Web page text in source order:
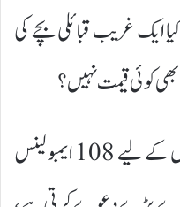
ایک غریب قبائلی بچے کی
کوئی قیمت نہیں؟
ریاستی حکومت غریبوں اور قبائلیوں کے لیے 108 ایمبولینس